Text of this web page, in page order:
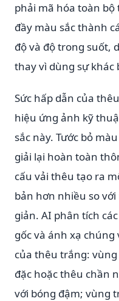
phải mã hóa toàn
đầy màu sắc thành
độ và độ trong suốt,
thay vì dùng sự khác
Sức hấp dẫn của
hiệu ứng ảnh kỹ
sắc này. Tước bỏ
giải lại hoàn toàn
cấu vải thêu tạo ra
bản hơn nhiều so
giản. AI phân tích
gốc và ánh xạ
của thêu trắng:
đặc hoặc thêu chần
với bóng đậm; vùng